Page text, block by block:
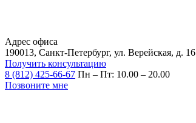
Адрес офиса
190013, Санкт-Петербург, ул. Верейская, д. 16
Получить консультацию
8 (812) 425-66-67 Пн – Пт: 10.00 – 20.00
Позвоните мне